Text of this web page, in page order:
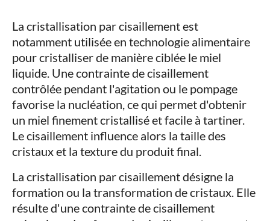
La cristallisation par cisaillement est
notamment utilisée en technologie alimentaire
pour cristalliser de manière ciblée le miel
liquide. Une contrainte de cisaillement
contrôlée pendant l'agitation ou le pompage
favorise la nucléation, ce qui permet d'obtenir
un miel finement cristallisé et facile à tartiner.
Le cisaillement influence alors la taille des
cristaux et la texture du produit final.
La cristallisation par cisaillement désigne la
formation ou la transformation de cristaux. Elle
résulte d'une contrainte de cisaillement